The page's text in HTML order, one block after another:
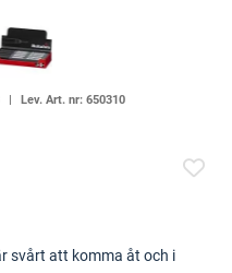
Lev. Art. nr: 650310
svårt att komma åt och i